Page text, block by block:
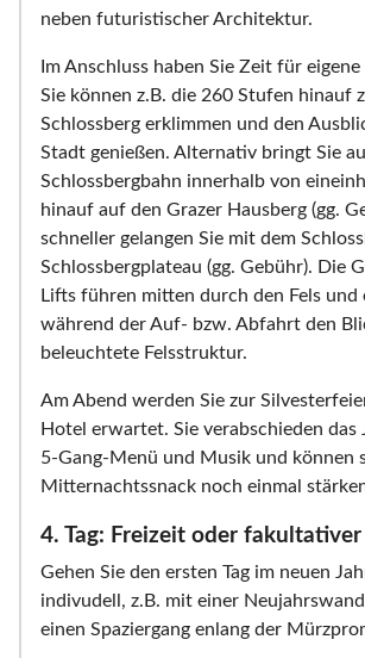
neben futuristischer Architektur.
Im Anschluss haben Sie Zeit für
Sie können z.B. die 260 Stufen hinauf
Schlossberg erklimmen und den
Stadt genießen. Alternativ bringt Sie
Schlossbergbahn innerhalb von
hinauf auf den Grazer Hausberg (gg.
schneller gelangen Sie mit dem
Schlossbergplateau (gg. Gebühr). Die
Lifts führen mitten durch den Fels und
während der Auf- bzw. Abfahrt den
beleuchtete Felsstruktur.
Am Abend werden Sie zur
Hotel erwartet. Sie verabschieden das
5-Gang-Menü und Musik und können
Mitternachtssnack noch einmal
4. Tag: Freizeit oder
Gehen Sie den ersten Tag im neuen
indivudell, z.B. mit einer
einen Spaziergang enlang der